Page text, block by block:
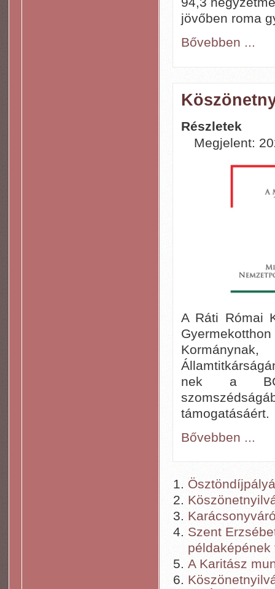
jövőben roma
Bővebben ...
Részletek
Megjelent:
A Ráti Római
nek a
támogatásáért.
Bővebben ...
Szent
példaképének
A Karitász